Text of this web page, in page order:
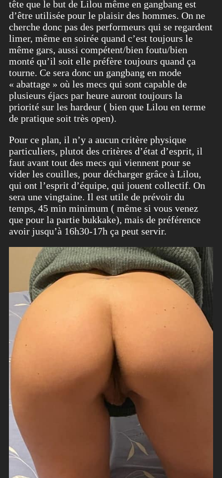
tête que le but de Lilou même en gangbang est
d’être utilisée pour le plaisir des hommes. On ne
cherche donc pas des performeurs qui se regardent
limer, même en soirée quand c’est toujours le
même gars, aussi compétent/bien foutu/bien
monté qu’il soit elle préfère toujours quand ça
tourne. Ce sera donc un gangbang en mode
« abattage » où les mecs qui sont capable de
plusieurs éjacs par heure auront toujours la
priorité sur les hardeur ( bien que Lilou en terme
de pratique soit très open).
Pour ce plan, il n’y a aucun critère physique
particuliers, plutot des critères d’état d’esprit, il
faut avant tout des mecs qui viennent pour se
vider les couilles, pour décharger grâce à Lilou,
qui ont l’esprit d’équipe, qui jouent collectif. On
sera une vingtaine. Il est utile de prévoir du
temps, 45 min minimum ( même si vous venez
que pour la partie bukkake), mais de préférence
avoir jusqu’à 16h30-17h ça peut servir.